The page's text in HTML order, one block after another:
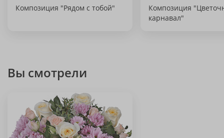
Композиция "Рядом с тобой"
Композиция
карнавал"
Вы смотрели